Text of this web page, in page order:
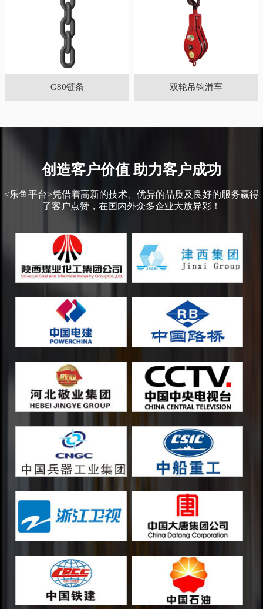
G80链条 双轮吊钩滑车
创造客户价值 助力客户成功
<乐鱼平台>凭借着高新的技术、优异的品质及良好的服务赢得
了客户点赞，在国内外众多企业大放异彩！